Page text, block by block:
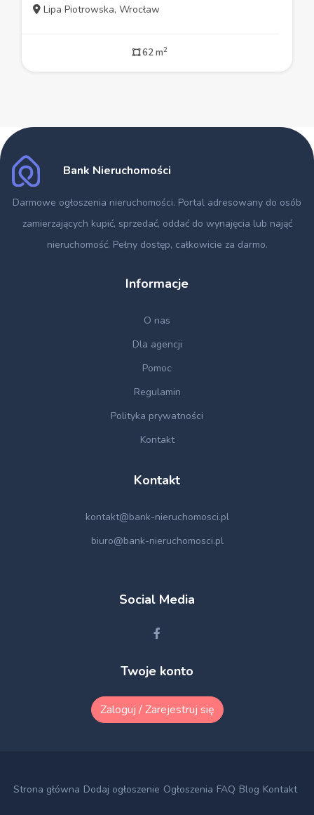
Lipa Piotrowska, Wrocław
62 m2
Bank Nieruchomości
Darmowe ogłoszenia nieruchomości. Portal adresowany do osób
zamierzających kupić, sprzedać, oddać do wynajęcia lub nająć
nieruchomość. Pełny dostęp, całkowicie za darmo.
Informacje
O nas
Dla agencji
Pomoc
Regulamin
Polityka prywatności
Kontakt
Kontakt
kontakt@bank-nieruchomosci.pl
biuro@bank-nieruchomosci.pl
Social Media
Twoje konto
Zaloguj / Zarejestruj się
Strona główna Dodaj ogłoszenie Ogłoszenia FAQ Blog Kontakt